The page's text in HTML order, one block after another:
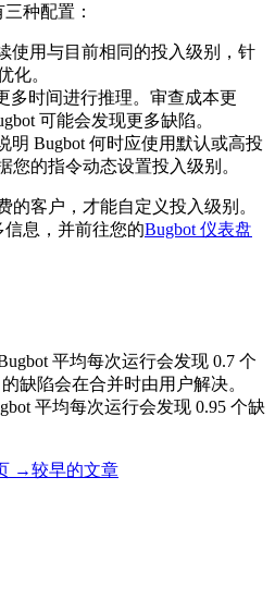
种配置：
使用与目前相同的投入级别，针
化。
多时间进行推理。审查成本更
可能会发现更多缺陷。
明 Bugbot 何时应使用默认或高投
您的指令动态设置投入级别。
的客户，才能自定义投入级别。
信息，并前往您的Bugbot 仪表盘
平均每次运行会发现 0.7 个
缺陷会在合并时由用户解决。
平均每次运行会发现 0.95 个缺
→较早的文章